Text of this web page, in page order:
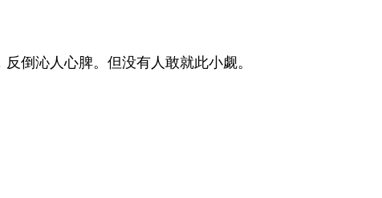
倒沁人心脾。但没有人敢就此小觑。